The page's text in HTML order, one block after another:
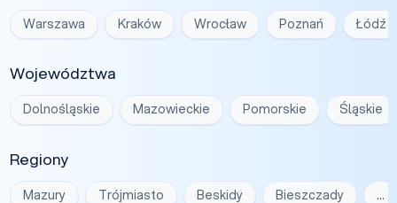
Warszawa Kraków Wrocław Poznań Łódź
Województwa
Dolnośląskie Mazowieckie Pomorskie Śląskie
Regiony
Mazury Trójmiasto Beskidy Bieszczady …